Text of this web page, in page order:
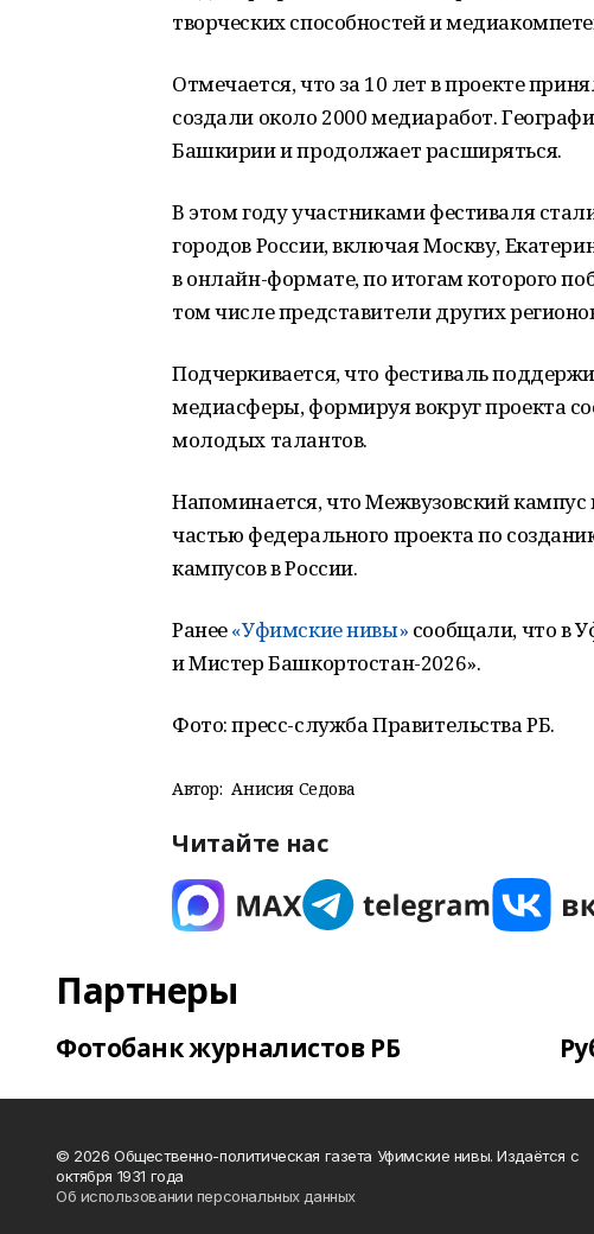
творческих способностей и
Отмечается, что за 10 лет в проекте
создали около 2000 медиаработ.
Башкирии и продолжает расширяться.
В этом году участниками фестиваля
городов России, включая Москву,
в онлайн-формате, по итогам которого
том числе представители других
Подчеркивается, что фестиваль
медиасферы, формируя вокруг проекта
молодых талантов.
Напоминается, что Межвузовский кампус
частью федерального проекта по
кампусов в России.
Ранее«Уфимские нивы» сообщали, что в
и Мистер Башкортостан-2026».
Фото: пресс-служба Правительства РБ.
Автор: Анисия Седова
Читайте нас
Партнеры
Фотобанк журналистов РБ
© 2026 Общественно-политическая газета Уфимские нивы. Издаётся с
октября 1931 года
Об использовании персональных данных